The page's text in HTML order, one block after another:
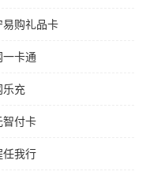
易购礼品卡
一卡通
乐充
智付卡
任我行